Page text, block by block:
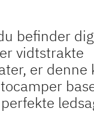
befinder
vidtstrakte
er denne